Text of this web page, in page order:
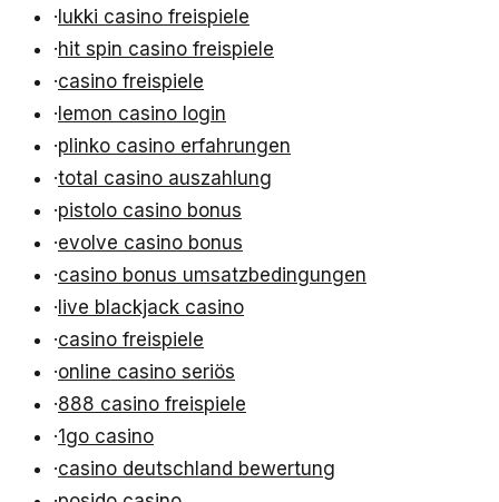
· lukki casino freispiele
·hit spin casino freispiele
·casino freispiele
· lemon casino login
·plinko casino erfahrungen
·total casino auszahlung
·pistolo casino bonus
·evolve casino bonus
·casino bonus umsatzbedingungen
· live blackjack casino
·casino freispiele
·online casino seriös
·888 casino freispiele
·1go casino
·casino deutschland bewertung